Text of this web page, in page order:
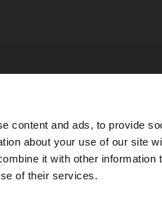
content and ads, to provide
about your use of our site
it with other information
of their services.